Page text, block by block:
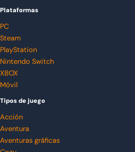
Plataformas
PC
Steam
PlayStation
Nintendo Switch
XBOX
Móvil
Tipos de juego
Acción
Aventura
Aventuras gráficas